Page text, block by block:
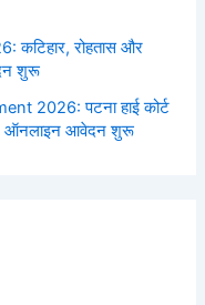
कटिहार, रोहतास और
शुरू
2026: पटना हाई कोर्ट
ऑनलाइन आवेदन शुरू